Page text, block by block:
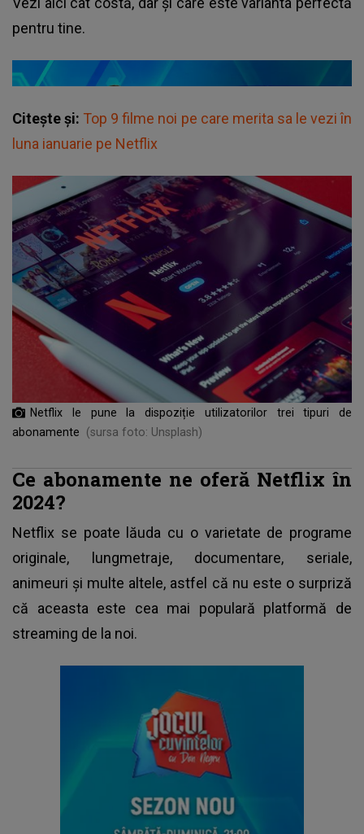
pentru tine.
Citește și: Top 9 filme noi pe care merita sa le vezi în
luna ianuarie pe Netflix
Netflix le pune la dispoziție utilizatorilor trei tipuri de
abonamente
(sursa foto: Unsplash)
Ce abonamente ne oferă Netflix în
2024?
Netflix se poate lăuda cu o varietate de programe
originale, lungmetraje, documentare, seriale,
animeuri și multe altele, astfel că nu este o surpriză
că aceasta este cea mai populară platformă de
streaming de la noi.